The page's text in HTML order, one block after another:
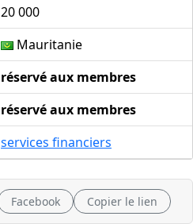
20 000
Mauritanie
réservé aux membres
réservé aux membres
services financiers
Facebook Copier le lien